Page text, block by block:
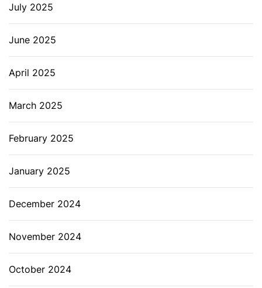
July 2025
June 2025
April 2025
March 2025
February 2025
January 2025
December 2024
November 2024
October 2024